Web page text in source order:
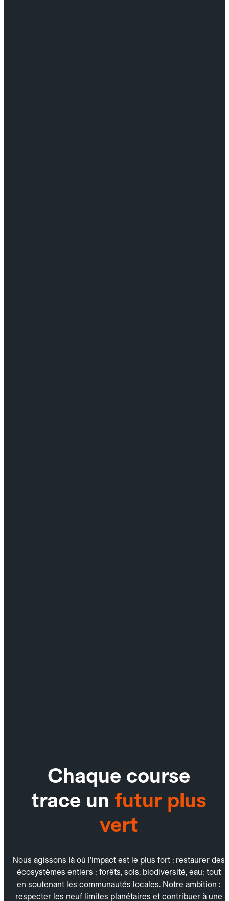
Chaque course
trace un futur plus
vert
Nous agissons là où l’impact est le plus fort : restaurer des
écosystèmes entiers ; forêts, sols, biodiversité, eau; tout
en soutenant les communautés locales. Notre ambition :
respecter les neuf limites planétaires et contribuer à une